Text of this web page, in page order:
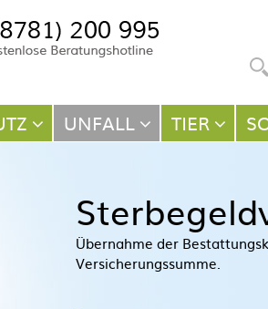
UNFALL TIER
Übernahme der
Versicherungssumme.